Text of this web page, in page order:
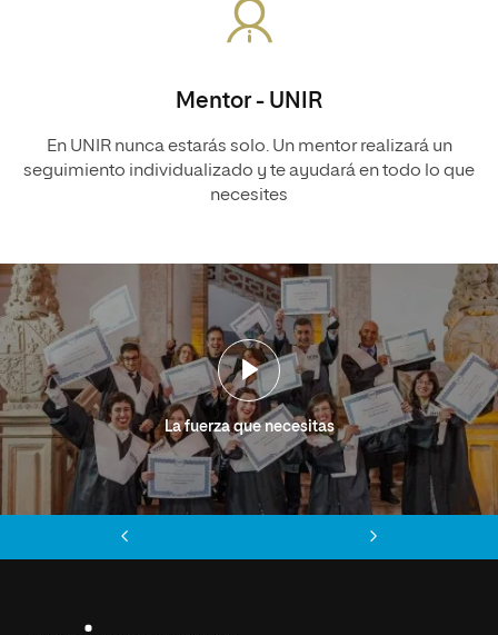
Mentor - UNIR
En UNIR nunca estarás solo. Un mentor realizará un
seguimiento individualizado y te ayudará en todo lo que
necesites
La fuerza que necesitas